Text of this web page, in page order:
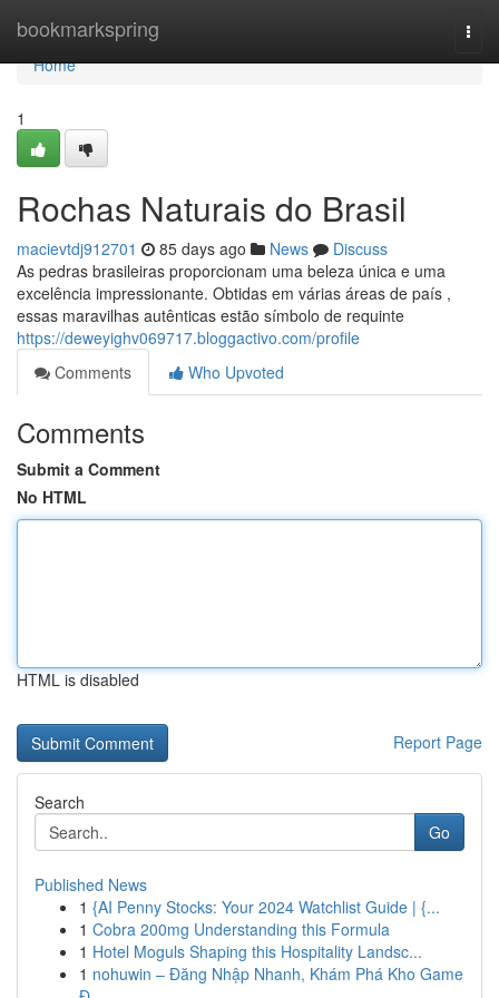
bookmarkspring
Home
Home
1
Rochas Naturais do Brasil
macievtdj912701 85 days ago News
Discuss
As pedras brasileiras proporcionam uma beleza única e uma
excelência impressionante. Obtidas em várias áreas de país ,
essas maravilhas autênticas estão símbolo de requinte
https://deweyighv069717.bloggactivo.com/profile
Comments
Who Upvoted
Comments
Submit a Comment
No HTML
HTML is disabled
Report Page
Search
Go
Published News
1 {AI Penny Stocks: Your 2024 Watchlist Guide | {...
1 Cobra 200mg Understanding this Formula
1 Hotel Moguls Shaping this Hospitality Landsc...
1 nohuwin – Đăng Nhập Nhanh, Khám Phá Kho Game